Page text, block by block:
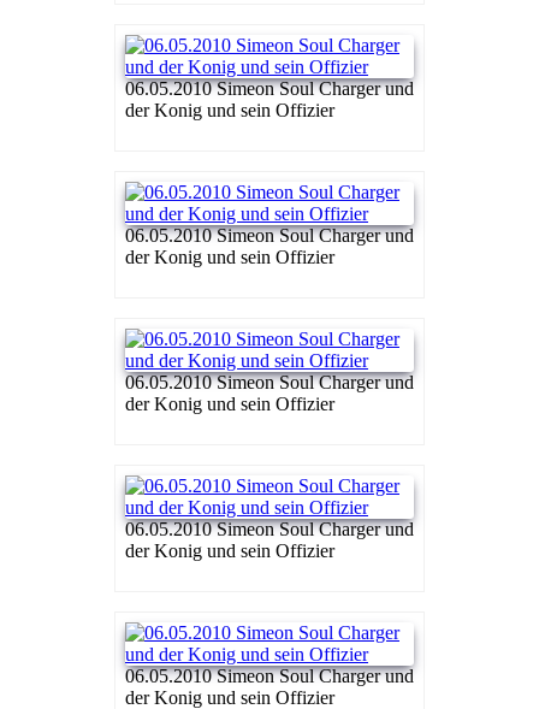
06.05.2010 Simeon Soul Charger und
der Konig und sein Offizier
06.05.2010 Simeon Soul Charger und
der Konig und sein Offizier
06.05.2010 Simeon Soul Charger und
der Konig und sein Offizier
06.05.2010 Simeon Soul Charger und
der Konig und sein Offizier
06.05.2010 Simeon Soul Charger und
der Konig und sein Offizier